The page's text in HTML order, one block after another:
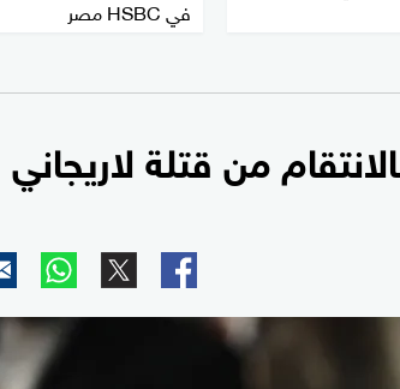
في HSBC مصر
من قتلة لاريجاني